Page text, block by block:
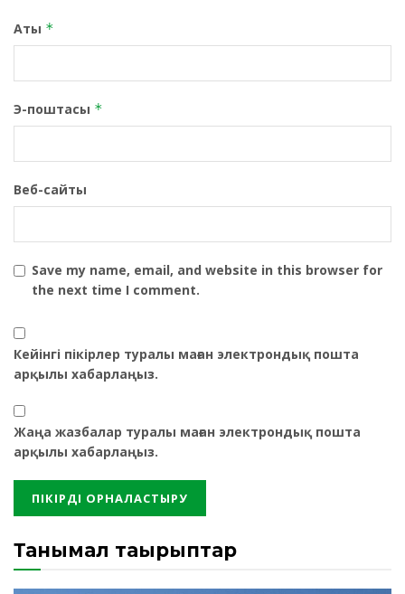
Аты *
Э-поштасы *
Веб-сайты
Save my name, email, and website in this browser for
the next time I comment.
Кейінгі пікірлер туралы маған электрондық пошта
арқылы хабарлаңыз.
Жаңа жазбалар туралы маған электрондық пошта
арқылы хабарлаңыз.
Танымал тақырыптар